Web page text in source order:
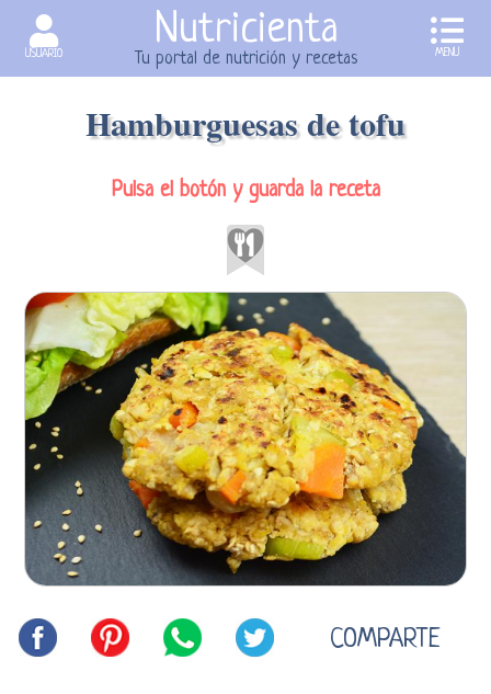
USUARIO
Nutricienta
Tu portal de nutrición y recetas MENU
Hamburguesas de tofu
Pulsa el botón y guarda la receta
COMPARTE